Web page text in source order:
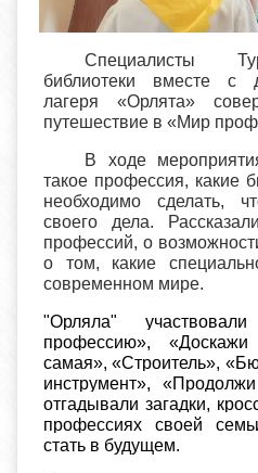
Специалисты
библиотеки вместе с
лагеря «Орлята»
путешествие в «Мир
В ходе
такое профессия, какие
необходимо сделать,
своего дела.
профессий, о
о том, какие
современном мире.
"Орляла"
профессию»,
самая», «Строитель»,
инструмент»,
отгадывали загадки,
профессиях своей
стать в будущем.